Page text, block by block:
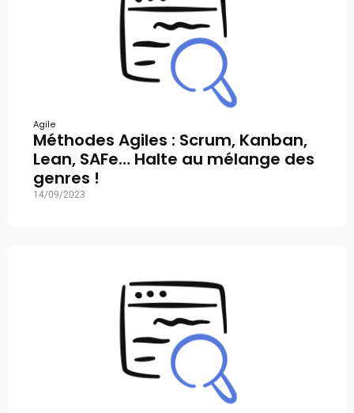
Agile
Méthodes Agiles : Scrum, Kanban,
Lean, SAFe… Halte au mélange des
genres !
14/09/2023